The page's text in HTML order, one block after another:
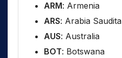
ARM: Armenia
ARS: Arabia Saudita
AUS: Australia
BOT: Botswana